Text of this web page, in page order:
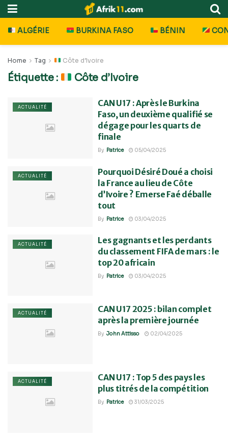
ALGÉRIE BURKINA FASO BÉNIN
Home Tag Côte d’Ivoire
Étiquette : Côte d’Ivoire
ACTUALITÉ
CAN U17 : Après le Burkina
Faso, un deuxième qualifié se
dégage pour les quarts de
finale
By Patrice 05/04/2025
ACTUALITÉ
Pourquoi Désiré Doué a choisi
la France au lieu de Côte
d’Ivoire ? Emerse Faé déballe
tout
By Patrice 03/04/2025
ACTUALITÉ
Les gagnants et les perdants
du classement FIFA de mars : le
top 20 africain
By Patrice 03/04/2025
ACTUALITÉ
CAN U17 2025 : bilan complet
après la première journée
By John Attisso 02/04/2025
ACTUALITÉ
CAN U17 : Top 5 des pays les
plus titrés de la compétition
By Patrice 31/03/2025